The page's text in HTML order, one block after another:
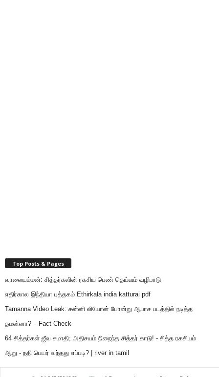
Top Posts & Pages
வாலையம்மன்: சித்தர்களின் ரகசிய பெண் தெய்வம் வழிபாடு
எதிர்கால இந்தியா புத்தகம் Ethirkala india katturai pdf
Tamanna Video Leak: சன்னி லியோன் போன்று ஆபாச படத்தில் நடித்த
தமன்னா? – Fact Check
64 சித்தர்கள் ஜீவ சமாதி; அதிசயம் நிறைந்த சித்தர் காடு! - சித்த ரகசியம்
ஆறு - நதி பெயர் வந்தது எப்படி? | river in tamil